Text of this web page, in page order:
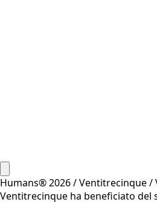
Humans® 2026 / Ventitrecinque /
Ventitrecinque ha beneficiato del